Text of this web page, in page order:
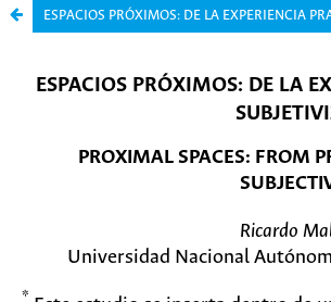
ESPACIOS PRÓXIMOS: DE LA EXPERIENCIA